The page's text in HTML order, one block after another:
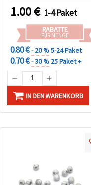
mm, Weiß, 20 g (~190
Stk.)
1.00€ 1-4 Paket
RABATTE
FÜR MENGE
0.80 €- 20 %5-24 Paket
0.70 €- 30 % 25 Paket +
IN DEN WARENKORB